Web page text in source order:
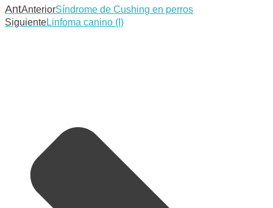
AntAnteriorSíndrome de Cushing en perros
SiguienteLinfoma canino (I)